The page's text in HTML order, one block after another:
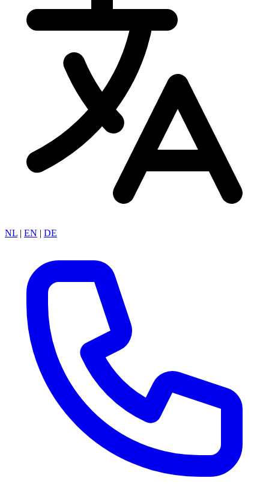
NL | EN | DE